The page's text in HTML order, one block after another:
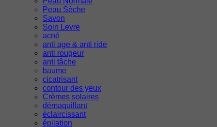
Peau Sèche
Savon
Soin Levre
acné
anti age & anti ride
anti rougeur
anti tâche
baume
cicatrisant
contour des yeux
Crèmes solaires
démaquillant
éclaircissant
épilation